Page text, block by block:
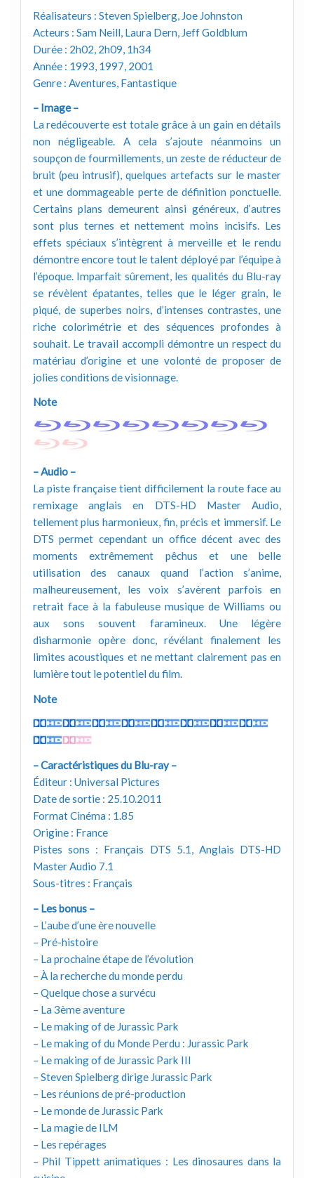
Réalisateurs : Steven Spielberg, Joe Johnston
Acteurs : Sam Neill, Laura Dern, Jeff Goldblum
Durée : 2h02, 2h09, 1h34
Année : 1993, 1997, 2001
Genre : Aventures, Fantastique
– Image –
La redécouverte est totale grâce à un gain en détails
non négligeable. A cela s’ajoute néanmoins un
soupçon de fourmillements, un zeste de réducteur de
bruit (peu intrusif), quelques artefacts sur le master
et une dommageable perte de définition ponctuelle.
Certains plans demeurent ainsi généreux, d’autres
sont plus ternes et nettement moins incisifs. Les
effets spéciaux s’intègrent à merveille et le rendu
démontre encore tout le talent déployé par l’équipe à
l’époque. Imparfait sûrement, les qualités du Blu-ray
se révèlent épatantes, telles que le léger grain, le
piqué, de superbes noirs, d’intenses contrastes, une
riche colorimétrie et des séquences profondes à
souhait. Le travail accompli démontre un respect du
matériau d’origine et une volonté de proposer de
jolies conditions de visionnage.
Note
– Audio –
La piste française tient difficilement la route face au
remixage anglais en DTS-HD Master Audio,
tellement plus harmonieux, fin, précis et immersif. Le
DTS permet cependant un office décent avec des
moments extrêmement pêchus et une belle
utilisation des canaux quand l’action s’anime,
malheureusement, les voix s’avèrent parfois en
retrait face à la fabuleuse musique de Williams ou
aux sons souvent faramineux. Une légère
disharmonie opère donc, révélant finalement les
limites acoustiques et ne mettant clairement pas en
lumière tout le potentiel du film.
Note
– Caractéristiques du Blu-ray –
Éditeur : Universal Pictures
Date de sortie : 25.10.2011
Format Cinéma : 1.85
Origine : France
Pistes sons : Français DTS 5.1, Anglais DTS-HD
Master Audio 7.1
Sous-titres : Français
– Les bonus –
– L’aube d’une ère nouvelle
– Pré-histoire
– La prochaine étape de l’évolution
– À la recherche du monde perdu
– Quelque chose a survécu
– La 3ème aventure
– Le making of de Jurassic Park
– Le making of du Monde Perdu : Jurassic Park
– Le making of de Jurassic Park III
– Steven Spielberg dirige Jurassic Park
– Les réunions de pré-production
– Le monde de Jurassic Park
– La magie de ILM
– Les repérages
– Phil Tippett animatiques : Les dinosaures dans la